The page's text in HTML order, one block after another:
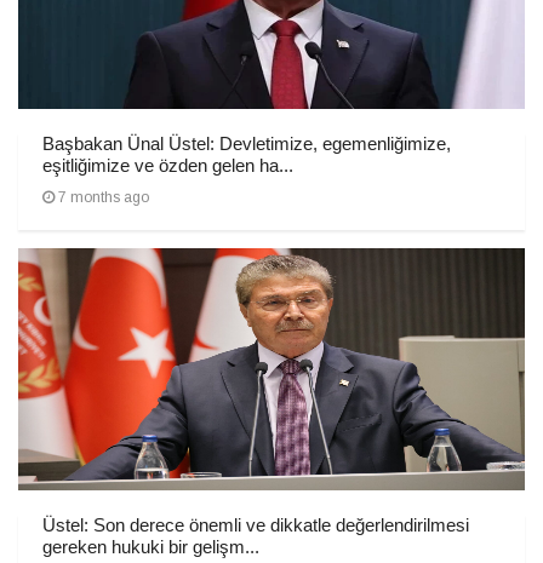
Başbakan Ünal Üstel: Devletimize, egemenliğimize,
eşitliğimize ve özden gelen ha...
7 months ago
Üstel: Son derece önemli ve dikkatle değerlendirilmesi
gereken hukuki bir gelişm...